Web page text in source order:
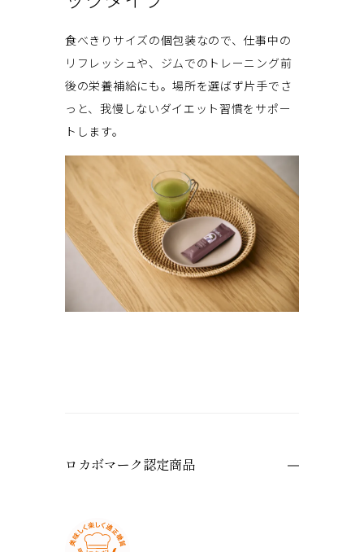
食べきりサイズの個包装なので、仕事中の
リフレッシュや、ジムでのトレーニング前
後の栄養補給にも。場所を選ばず片手でさ
っと、我慢しないダイエット習慣をサポー
トします。
ロカボマーク認定商品